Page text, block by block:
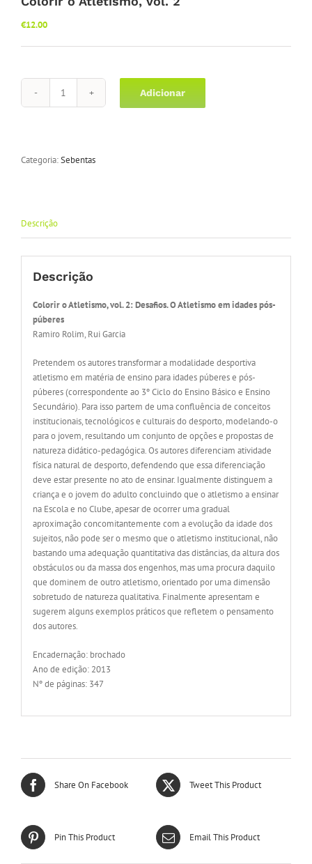
€12.00
Quantidade
Atletismo,
Adicionar
Categoria:Sebentas
Descrição
Descrição
Colorir o Atletismo, vol. 2: Desafios. O Atletismo em idades pós-
púberes
Ramiro Rolim, Rui Garcia
Pretendem os autores transformar a modalidade desportiva
atletismo em matéria de ensino para idades púberes e pós-
púberes (correspondente ao 3º Ciclo do Ensino Básico e Ensino
Secundário). Para isso partem de uma confluência de conceitos
institucionais, tecnológicos e culturais do desporto, modelando-o
para o jovem, resultando um conjunto de opções e propostas de
natureza didático-pedagógica. Os autores diferenciam atividade
física natural de desporto, defendendo que essa diferenciação
deve estar presente no ato de ensinar. Igualmente distinguem a
criança e o jovem do adulto concluindo que o atletismo a ensinar
na Escola e no Clube, apesar de ocorrer uma gradual
aproximação concomitantemente com a evolução da idade dos
sujeitos, não pode ser o mesmo que o atletismo institucional, não
bastando uma adequação quantitativa das distâncias, da altura dos
obstáculos ou da massa dos engenhos, mas uma procura daquilo
que dominem de outro atletismo, orientado por uma dimensão
sobretudo de natureza qualitativa. Finalmente apresentam e
sugerem alguns exemplos práticos que refletem o pensamento
dos autores.
Encadernação: brochado
Ano de edição: 2013
Nº de páginas: 347
Share On Facebook Tweet This Product
Pin This Product Email This Product